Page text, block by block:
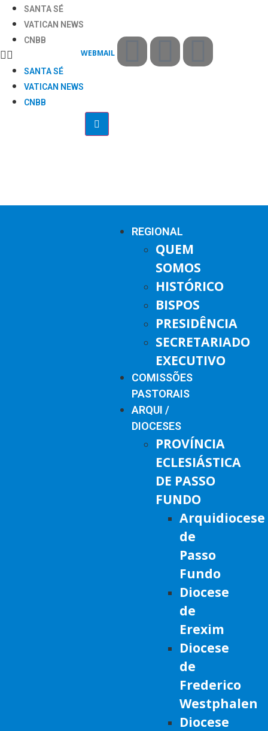
SANTA SÉ
VATICAN NEWS
CNBB
SANTA SÉ
VATICAN NEWS
CNBB
WEBMAIL
REGIONAL
QUEM
SOMOS
HISTÓRICO
BISPOS
PRESIDÊNCIA
SECRETARIADO
EXECUTIVO
COMISSÕES
PASTORAIS
ARQUI /
DIOCESES
PROVÍNCIA
ECLESIÁSTICA
DE PASSO
FUNDO
Arquidiocese
de
Passo
Fundo
Diocese
de
Erexim
Diocese
de
Frederico
Westphalen
Diocese